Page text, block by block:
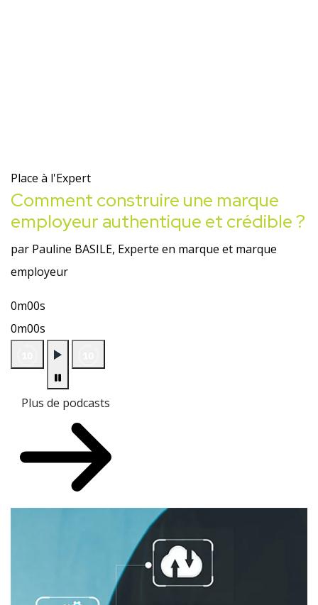
Place à l'Expert
Comment construire une marque
employeur authentique et crédible ?
par Pauline BASILE, Experte en marque et marque
employeur
0m00s
0m00s
Plus de podcasts